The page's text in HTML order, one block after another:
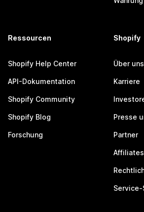
Ressourcen
Shopify Help Center
API-Dokumentation
Shopify Community
Shopify Blog
Forschung
Shopify
Über uns
Karriere
Presse
Partner
Affiliates